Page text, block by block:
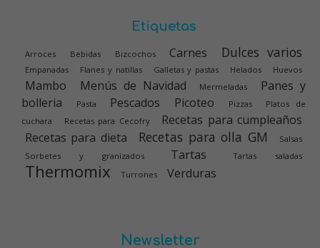
Etiquetas
Arroces Bebidas Bizcochos Carnes Dulces varios
Empanadas Flanes y natillas Galletas y pastas Helados Huevos
Mambo Menús de Navidad Mermeladas
Panes y
bolleria
Pasta Pescados Picoteo Pizzas
Platos de
cuchara
Recetas para Cecofry
Recetas para cumpleaños
Recetas para dieta
Recetas para olla GM
Salsas
Sorbetes y granizados
Tartas Tartas saladas
Thermomix Turrones Verduras
Newsletter